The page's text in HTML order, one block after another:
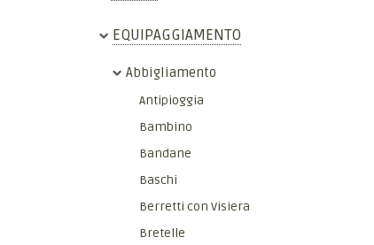
EQUIPAGGIAMENTO
Abbigliamento
Antipioggia
Bambino
Bandane
Baschi
Berretti con Visiera
Bretelle